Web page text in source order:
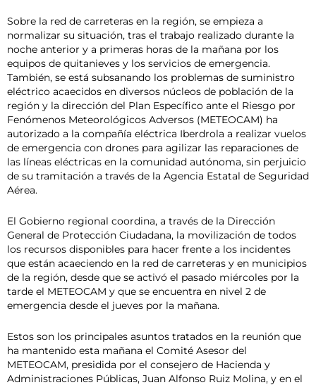
Sobre la red de carreteras en la región, se empieza a
normalizar su situación, tras el trabajo realizado durante la
noche anterior y a primeras horas de la mañana por los
equipos de quitanieves y los servicios de emergencia.
También, se está subsanando los problemas de suministro
eléctrico acaecidos en diversos núcleos de población de la
región y la dirección del Plan Específico ante el Riesgo por
Fenómenos Meteorológicos Adversos (METEOCAM) ha
autorizado a la compañía eléctrica Iberdrola a realizar vuelos
de emergencia con drones para agilizar las reparaciones de
las líneas eléctricas en la comunidad autónoma, sin perjuicio
de su tramitación a través de la Agencia Estatal de Seguridad
Aérea.
El Gobierno regional coordina, a través de la Dirección
General de Protección Ciudadana, la movilización de todos
los recursos disponibles para hacer frente a los incidentes
que están acaeciendo en la red de carreteras y en municipios
de la región, desde que se activó el pasado miércoles por la
tarde el METEOCAM y que se encuentra en nivel 2 de
emergencia desde el jueves por la mañana.
Estos son los principales asuntos tratados en la reunión que
ha mantenido esta mañana el Comité Asesor del
METEOCAM, presidida por el consejero de Hacienda y
Administraciones Públicas, Juan Alfonso Ruiz Molina, y en el